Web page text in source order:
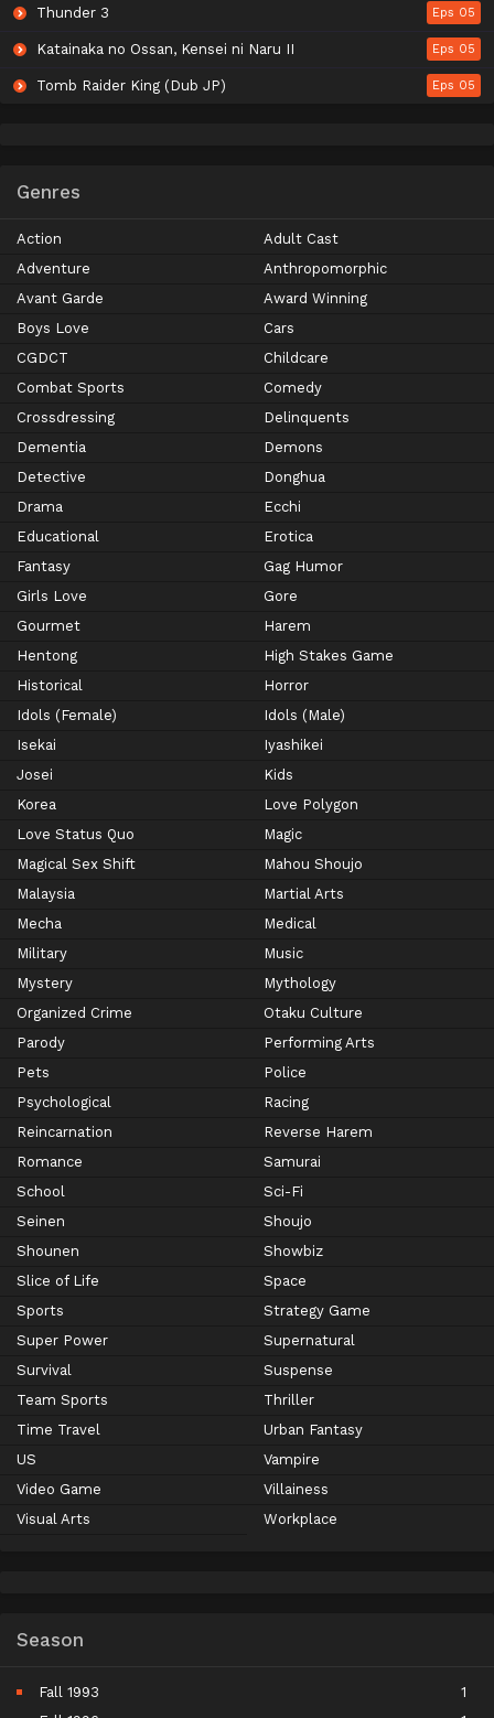
Thunder 3 Eps 05
Katainaka no Ossan, Kensei ni Naru II Eps 05
Tomb Raider King (Dub JP) Eps 05
Genres
Action
Adult Cast
Adventure
Anthropomorphic
Avant Garde
Award Winning
Boys Love
Cars
CGDCT
Childcare
Combat Sports
Comedy
Crossdressing
Delinquents
Dementia
Demons
Detective
Donghua
Drama
Ecchi
Educational
Erotica
Fantasy
Gag Humor
Girls Love
Gore
Gourmet
Harem
Hentong
High Stakes Game
Historical
Horror
Idols (Female)
Idols (Male)
Isekai
Iyashikei
Josei
Kids
Korea
Love Polygon
Love Status Quo
Magic
Magical Sex Shift
Mahou Shoujo
Malaysia
Martial Arts
Mecha
Medical
Military
Music
Mystery
Mythology
Organized Crime
Otaku Culture
Parody
Performing Arts
Pets
Police
Psychological
Racing
Reincarnation
Reverse Harem
Romance
Samurai
School
Sci-Fi
Seinen
Shoujo
Shounen
Showbiz
Slice of Life
Space
Sports
Strategy Game
Super Power
Supernatural
Survival
Suspense
Team Sports
Thriller
Time Travel
Urban Fantasy
US
Vampire
Video Game
Villainess
Visual Arts
Workplace
Season
Fall 1993
1